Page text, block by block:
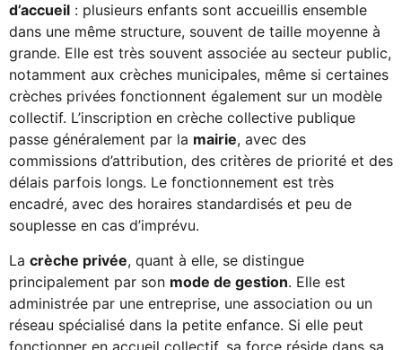
d’accueil : plusieurs enfants sont accueillis ensemble
dans une même structure, souvent de taille moyenne à
grande. Elle est très souvent associée au secteur public,
notamment aux crèches municipales, même si certaines
crèches privées fonctionnent également sur un modèle
collectif. L’inscription en crèche collective publique
passe généralement par la mairie, avec des
commissions d’attribution, des critères de priorité et des
délais parfois longs. Le fonctionnement est très
encadré, avec des horaires standardisés et peu de
souplesse en cas d’imprévu.
La crèche privée, quant à elle, se distingue
principalement par son mode de gestion. Elle est
administrée par une entreprise, une association ou un
réseau spécialisé dans la petite enfance. Si elle peut
fonctionner en accueil collectif, sa force réside dans sa